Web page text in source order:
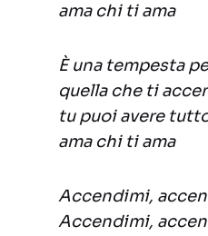
ama chi ti ama
È una tempesta
quella che ti
tu puoi avere
ama chi ti ama
Accendimi,
Accendimi,